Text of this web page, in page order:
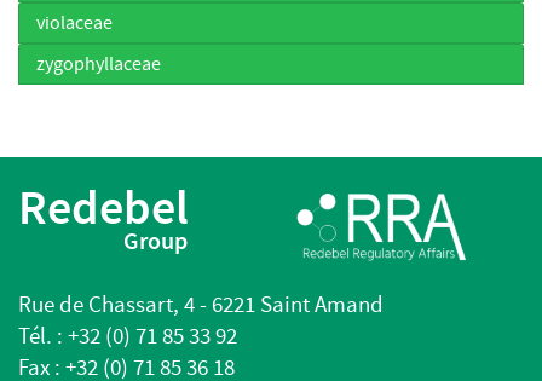
violaceae
zygophyllaceae
Redebel
Group
Rue de Chassart, 4 - 6221 Saint Amand
Tél. : +32 (0) 71 85 33 92
Fax : +32 (0) 71 85 36 18